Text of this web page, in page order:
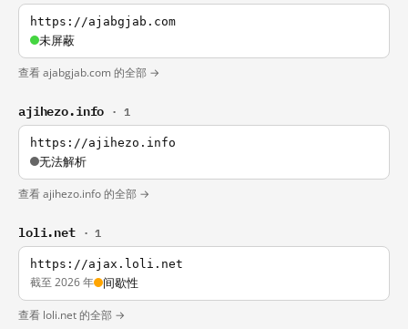
https://ajabgjab.com
未屏蔽
查看 ajabgjab.com 的全部 →
ajihezo.info · 1
https://ajihezo.info
无法解析
查看 ajihezo.info 的全部 →
loli.net · 1
https://ajax.loli.net
截至 2026 年 间歇性
查看 loli.net 的全部 →